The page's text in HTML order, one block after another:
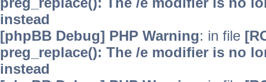
instead
[phpBB Debug] PHP Warning: in file
preg_replace(): The /e modifier is no
instead